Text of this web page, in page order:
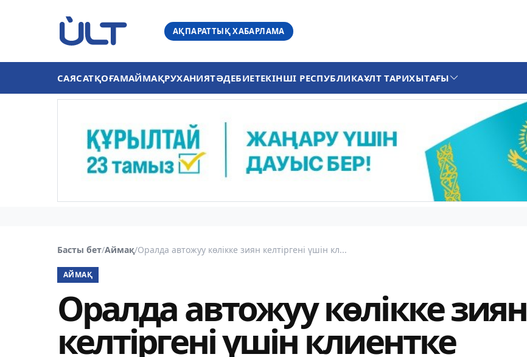
АҚПАРАТТЫҚ ХАБАРЛАМА
САЯСАТҚОҒАМАЙМАҚРУХАНИЯТӘДЕБИЕТЕКІНШІ РЕСПУБЛИКАҰЛТ ТАРИХЫТАҒЫ
Басты бет/Аймақ/Оралда автожуу көлікке зиян келтіргені үшін кл...
АЙМАҚ
Оралда автожуу көлікке зиян
келтіргені үшін клиентке